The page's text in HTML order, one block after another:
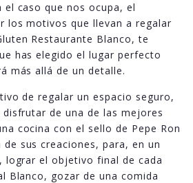
el caso que nos ocupa, el
los motivos que llevan a regalar
Restaurante Blanco, te
has elegido el lugar perfecto
más allá de un detalle.
de regalar un espacio seguro,
de una de las mejores
cocina con el sello de Pepe Ron
sus creaciones, para, en un
lograr el objetivo final de cada
Blanco, gozar de una comida